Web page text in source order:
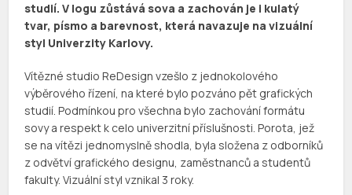
studií. V logu zůstává sova a zachován je i kulatý
tvar, písmo a barevnost, která navazuje na vizuální
styl Univerzity Karlovy.
Vítězné studio ReDesign vzešlo z jednokolového
výběrového řízení, na které bylo pozváno pět grafických
studií. Podmínkou pro všechna bylo zachování formátu
sovy a respekt k celo univerzitní příslušnosti. Porota, jež
se na vítězi jednomyslně shodla, byla složena z odborníků
z odvětví grafického designu, zaměstnanců a studentů
fakulty. Vizuální styl vznikal 3 roky.